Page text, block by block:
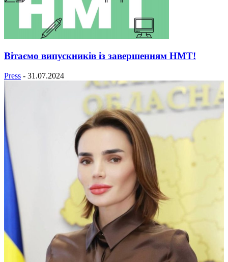
Вітаємо випускників із завершенням НМТ!
Press - 31.07.2024